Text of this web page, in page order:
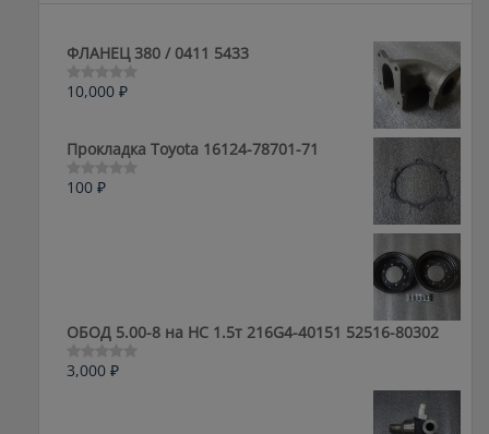
ФЛАНЕЦ 380 / 0411 5433
Оценка
5
10,000 ₽
Прокладка Toyota 16124-78701-71
Оценка
100 ₽
ОБОД 5.00-8 на HC 1.5т 216G4-40151 52516-80302
Оценка
3,000 ₽